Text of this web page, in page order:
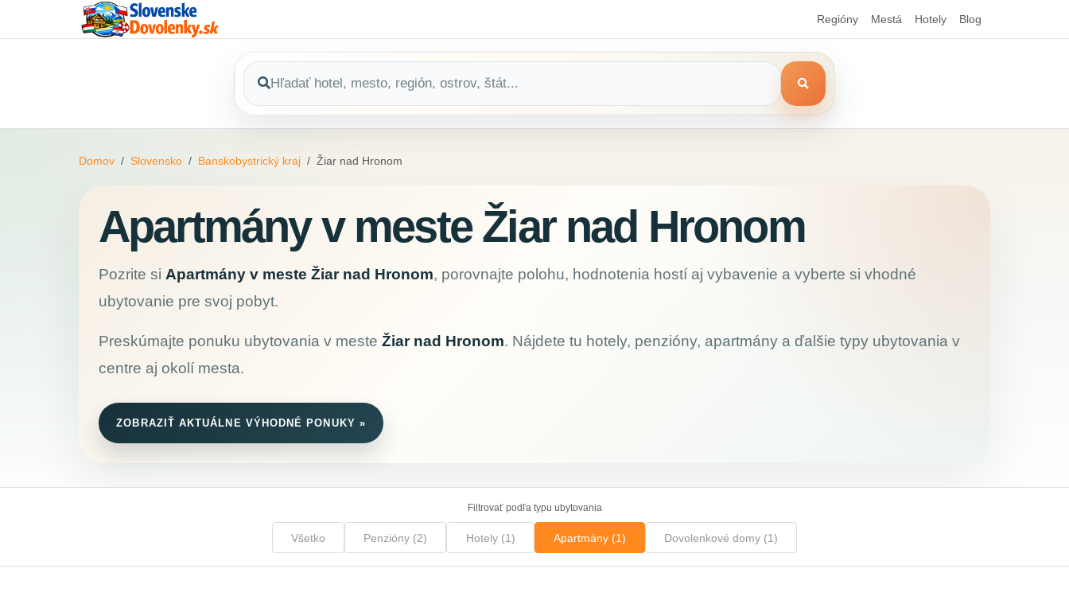
Regióny Mestá Hotely Blog
Domov Slovensko Banskobystrický kraj Žiar nad Hronom
Apartmány v meste Žiar nad Hronom
Pozrite si Apartmány v meste Žiar nad Hronom, porovnajte polohu, hodnotenia hostí aj vybavenie a vyberte si vhodné
ubytovanie pre svoj pobyt.
Preskúmajte ponuku ubytovania v meste Žiar nad Hronom. Nájdete tu hotely, penzióny, apartmány a ďalšie typy ubytovania v
centre aj okolí mesta.
ZOBRAZIŤ AKTUÁLNE VÝHODNÉ PONUKY »
Filtrovať podľa typu ubytovania
Všetko Penzióny (2) Hotely (1) Apartmány (1) Dovolenkové domy (1)